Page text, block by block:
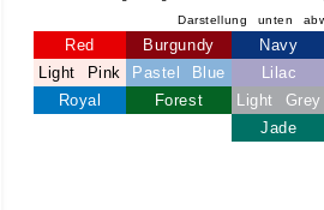
Darstellung unten
Red Burgundy Navy
Light Pink
Pastel Blue Lilac
Royal
Forest Light Grey
Jade